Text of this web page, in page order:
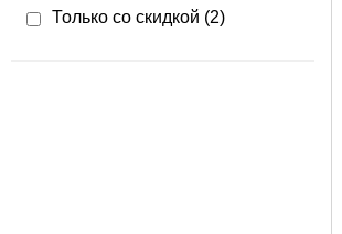
Только со скидкой (2)